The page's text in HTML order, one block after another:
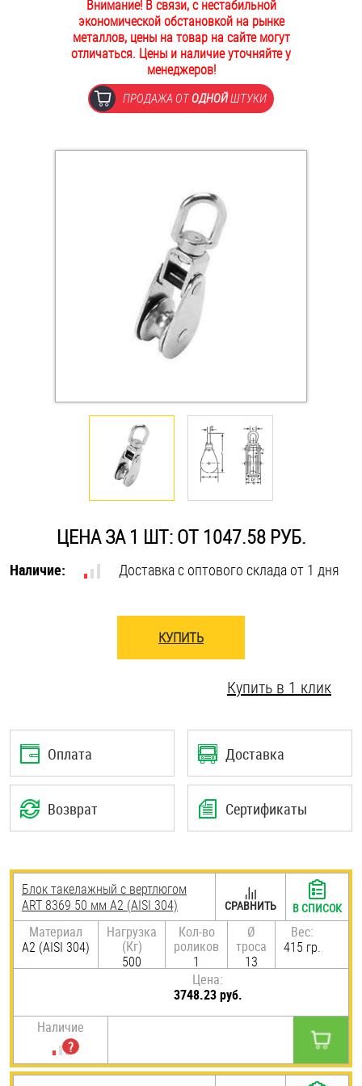
ОПЛАТА И ДОСТАВКА
НАШИ МАГАЗИНЫ
Втулки
Дюймовый крепёж
Заклепки (Гайки-Заклепки)
Крюки, кольца с метрической резьбой
Крюки, кольца с шурупной резьбой
Оснастка и аксессуары для яхт
Саморезы и шурупы
Стопорные кольца
Шплинты
Штифты и пальцы
Внимание! В связи, с нестабильной
экономической обстановкой на рынке
металлов, цены на товар на сайте могут
отличаться. Цены и наличие уточняйте у
менеджеров!
ПРОДАЖА ОТОДНОЙШТУКИ
ЦЕНА ЗА 1 ШТ: ОТ 1047.58 РУБ.
Наличие: Доставка с оптового склада от 1 дня
КУПИТЬ
Купить в 1 клик
Оплата Доставка
Возврат Сертификаты
Блок такелажный с вертлюгом
ART 8369 50 мм А2 (AISI 304)
Материал
А2 (AISI 304)
Нагрузка
(Кг)
500
Кол-во
роликов
1
Ø
троса
13
Вес:
415 гр.
Цена:
3748.23 руб.
Наличие
СРАВНИТЬ В СПИСОК